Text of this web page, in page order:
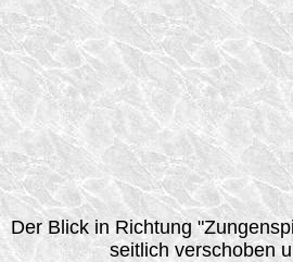
Der Blick in Richtung
seitlich verschoben